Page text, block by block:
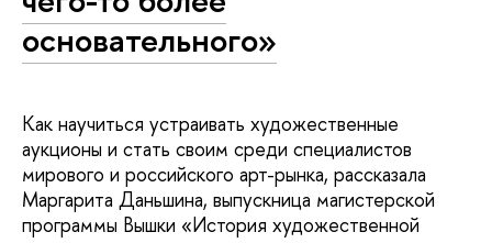
основательного»
Как научиться устраивать художественные
аукционы и стать своим среди специалистов
мирового и российского арт-рынка, рассказала
Маргарита Даньшина, выпускница магистерской
программы Вышки «История художественной